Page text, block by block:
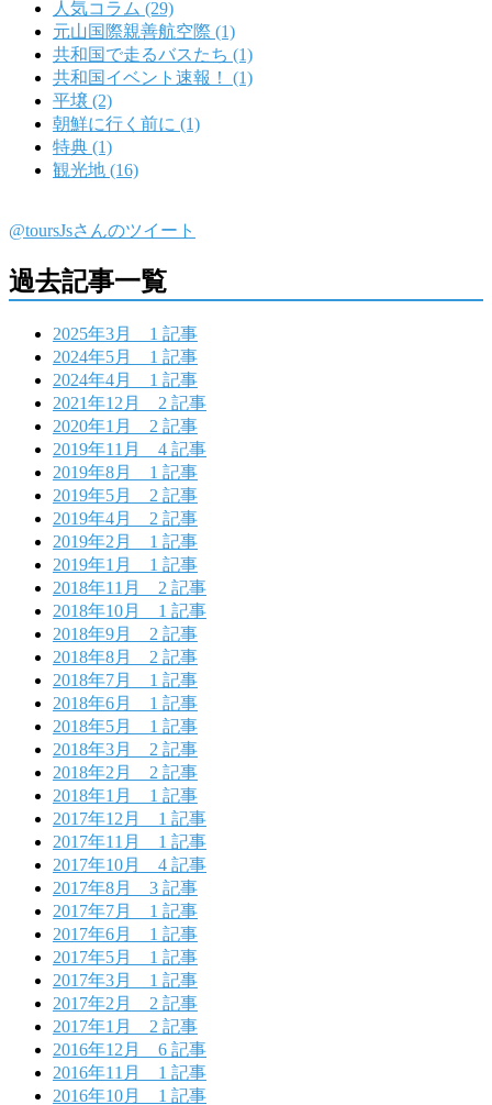
人気コラム (29)
元山国際親善航空際 (1)
共和国で走るバスたち (1)
共和国イベント速報！ (1)
平壌 (2)
朝鮮に行く前に (1)
特典 (1)
観光地 (16)
@toursJsさんのツイート
過去記事一覧
2025年3月 1 記事
2024年5月 1 記事
2024年4月 1 記事
2021年12月 2 記事
2020年1月 2 記事
2019年11月 4 記事
2019年8月 1 記事
2019年5月 2 記事
2019年4月 2 記事
2019年2月 1 記事
2019年1月 1 記事
2018年11月 2 記事
2018年10月 1 記事
2018年9月 2 記事
2018年8月 2 記事
2018年7月 1 記事
2018年6月 1 記事
2018年5月 1 記事
2018年3月 2 記事
2018年2月 2 記事
2018年1月 1 記事
2017年12月 1 記事
2017年11月 1 記事
2017年10月 4 記事
2017年8月 3 記事
2017年7月 1 記事
2017年6月 1 記事
2017年5月 1 記事
2017年3月 1 記事
2017年2月 2 記事
2017年1月 2 記事
2016年12月 6 記事
2016年11月 1 記事
2016年10月 1 記事